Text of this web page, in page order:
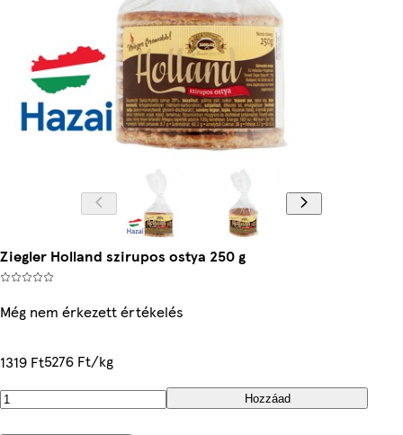
Ziegler Holland szirupos ostya 250 g
Még nem érkezett értékelés
1319 Ft5276 Ft/kg
Hozzáad